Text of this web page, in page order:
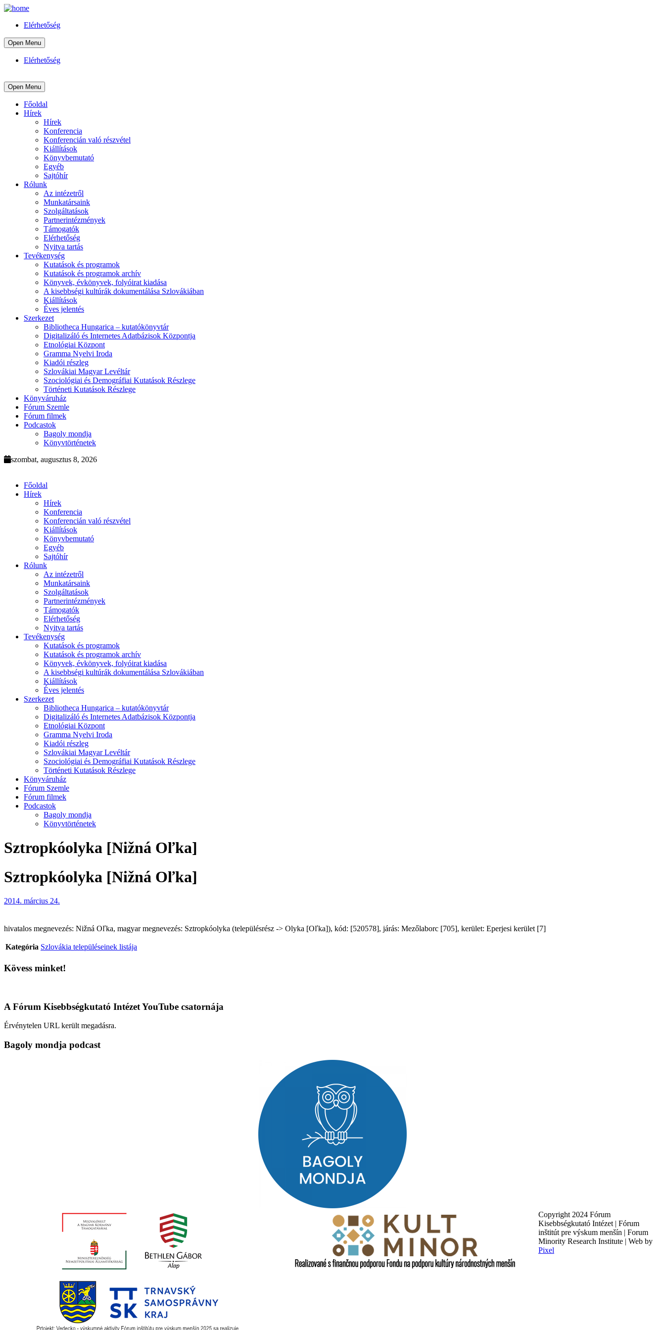
Elérhetőség
Open Menu
Elérhetőség
Open Menu
Főoldal
Hírek
Hírek
Konferencia
Konferencián való részvétel
Kiállítások
Könyvbemutató
Egyéb
Sajtóhír
Rólunk
Az intézetről
Munkatársaink
Szolgáltatások
Partnerintézmények
Támogatók
Elérhetőség
Nyitva tartás
Tevékenység
Kutatások és programok
Kutatások és programok archív
Könyvek, évkönyvek, folyóirat kiadása
A kisebbségi kultúrák dokumentálása Szlovákiában
Kiállítások
Éves jelentés
Szerkezet
Bibliotheca Hungarica – kutatókönyvtár
Digitalizáló és Internetes Adatbázisok Központja
Etnológiai Központ
Gramma Nyelvi Iroda
Kiadói részleg
Szlovákiai Magyar Levéltár
Szociológiai és Demográfiai Kutatások Részlege
Történeti Kutatások Részlege
Könyváruház
Fórum Szemle
Fórum filmek
Podcastok
Bagoly mondja
Könyvtörténetek
szombat, augusztus 8, 2026
Főoldal
Hírek
Hírek
Konferencia
Konferencián való részvétel
Kiállítások
Könyvbemutató
Egyéb
Sajtóhír
Rólunk
Az intézetről
Munkatársaink
Szolgáltatások
Partnerintézmények
Támogatók
Elérhetőség
Nyitva tartás
Tevékenység
Kutatások és programok
Kutatások és programok archív
Könyvek, évkönyvek, folyóirat kiadása
A kisebbségi kultúrák dokumentálása Szlovákiában
Kiállítások
Éves jelentés
Szerkezet
Bibliotheca Hungarica – kutatókönyvtár
Digitalizáló és Internetes Adatbázisok Központja
Etnológiai Központ
Gramma Nyelvi Iroda
Kiadói részleg
Szlovákiai Magyar Levéltár
Szociológiai és Demográfiai Kutatások Részlege
Történeti Kutatások Részlege
Könyváruház
Fórum Szemle
Fórum filmek
Podcastok
Bagoly mondja
Könyvtörténetek
Sztropkóolyka [Nižná Oľka]
Sztropkóolyka [Nižná Oľka]
2014. március 24.
hivatalos megnevezés: Nižná Oľka, magyar megnevezés: Sztropkóolyka (településrész -> Olyka [Oľka]), kód: [520578], járás: Mezőlaborc [705], kerület: Eperjesi kerület [7]
Kategória Szlovákia településeinek listája
Kövess minket!
A Fórum Kisebbségkutató Intézet YouTube csatornája
Érvénytelen URL került megadásra.
Bagoly mondja podcast
Copyright 2024 Fórum
Kisebbségkutató Intézet | Fórum
inštitút pre výskum menšín | Forum
Minority Research Institute | Web by
Pixel